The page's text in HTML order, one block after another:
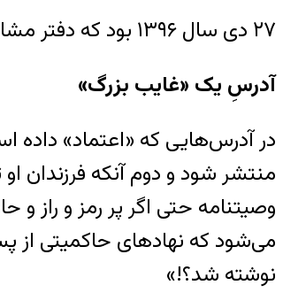
۲۷ دی سال ۱۳۹۶ بود که دفتر مشاوران رفسنجانی
آدرسِ یک «غایب بزرگ»
منتشر شود و دوم آنکه فرزندان
وصیتنامه حتی اگر پر رمز و راز
می‌شود که نهادهای حاکمیتی از
نوشته شد؟!»